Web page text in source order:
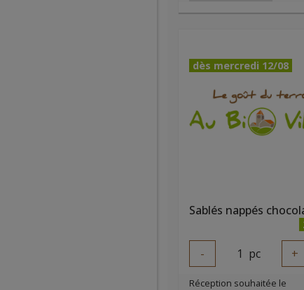
dès mercredi 12/08
- 1 pc +
Réception souhaitée le